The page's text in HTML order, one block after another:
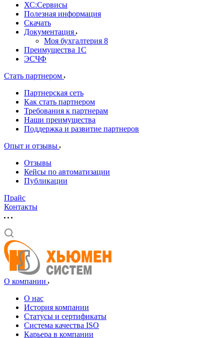
ХС:Сервисы
Полезная информация
Скачать
Документация
Моя бухгалтерия 8
Преимущества 1С
ЭСЧФ
Стать партнером
Партнерская сеть
Как стать партнером
Требования к партнерам
Наши преимущества
Поддержка и развитие партнеров
Опыт и отзывы
Отзывы
Кейсы по автоматизации
Публикации
Прайс
Контакты
О компании
О нас
История компании
Статусы и сертификаты
Система качества ISO
Карьера в компании